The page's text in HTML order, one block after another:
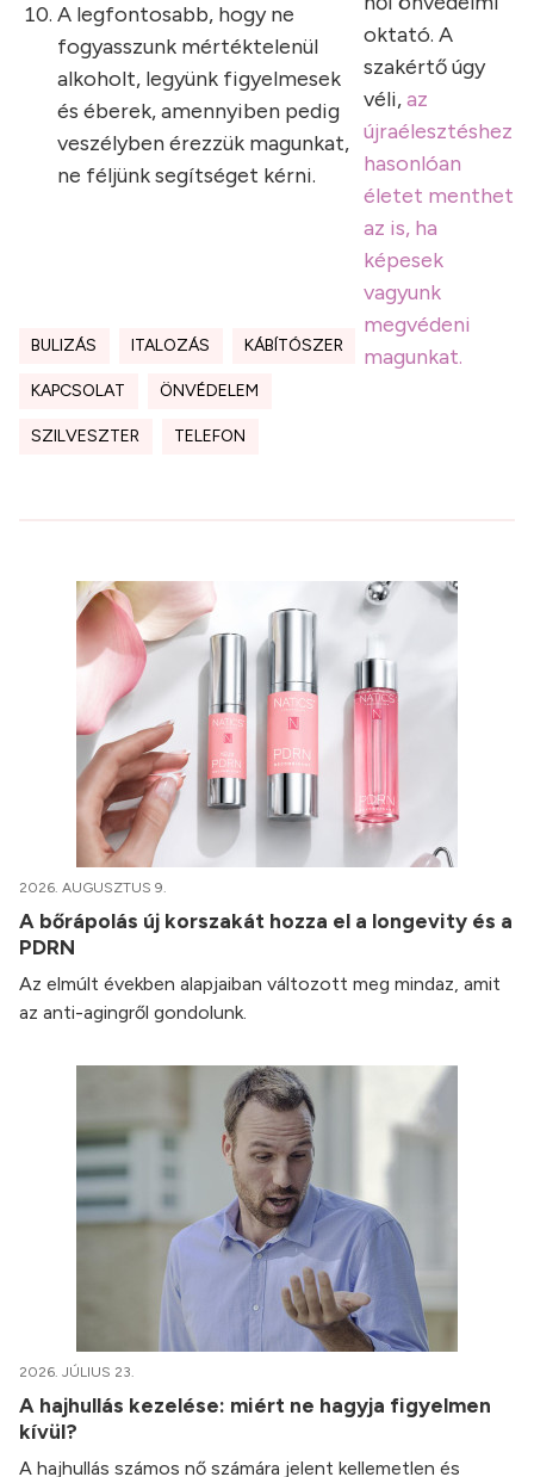
oktató. A
szakértő úgy
véli,az
újraélesztéshez
hasonlóan
életet menthet
az is, ha
képesek
vagyunk
megvédeni
magunkat.
A legfontosabb, hogy ne
fogyasszunk mértéktelenül
alkoholt, legyünk figyelmesek
és éberek, amennyiben pedig
veszélyben érezzük magunkat,
ne féljünk segítséget kérni.
BULIZÁS ITALOZÁS KÁBÍTÓSZER
KAPCSOLAT ÖNVÉDELEM
SZILVESZTER TELEFON
2026. AUGUSZTUS 9.
A bőrápolás új korszakát hozza el a longevity és a
PDRN
Az elmúlt években alapjaiban változott meg mindaz, amit
az anti-agingről gondolunk.
2026. JÚLIUS 23.
A hajhullás kezelése: miért ne hagyja figyelmen
kívül?
A hajhullás számos nő számára jelent kellemetlen és